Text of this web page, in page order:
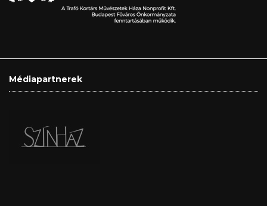
Médiapartnerek